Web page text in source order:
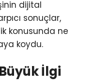
dijital
sonuçlar,
konusunda ne
koydu.
İlgi